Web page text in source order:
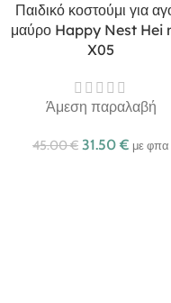
Παιδικό κοστούμι για
μαύρο Happy Nest Hei
X05
Άμεση παραλαβή
45.00€ 31.50 € με φπα